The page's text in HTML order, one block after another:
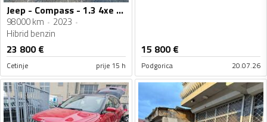
Jeep - Compass - 1.3 4xe hybrid phev
98000 km
2023
Hibrid benzin
23 800€
Cetinje prije 15 h
15 800€
Podgorica 20.07.26